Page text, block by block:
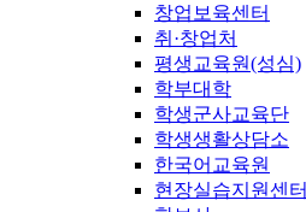
창업보육센터
취·창업처
평생교육원(성심)
학부대학
학생군사교육단
학생생활상담소
한국어교육원
현장실습지원센터